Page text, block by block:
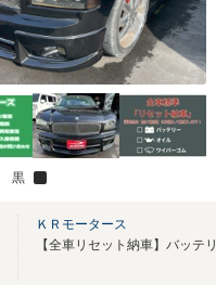
黒
ＫＲモータース